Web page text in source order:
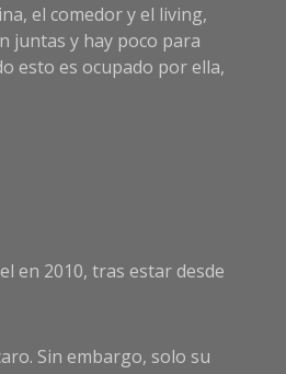
el comedor y el living,
juntas y hay poco para
esto es ocupado por ella,
en 2010, tras estar desde
Sin embargo, solo su